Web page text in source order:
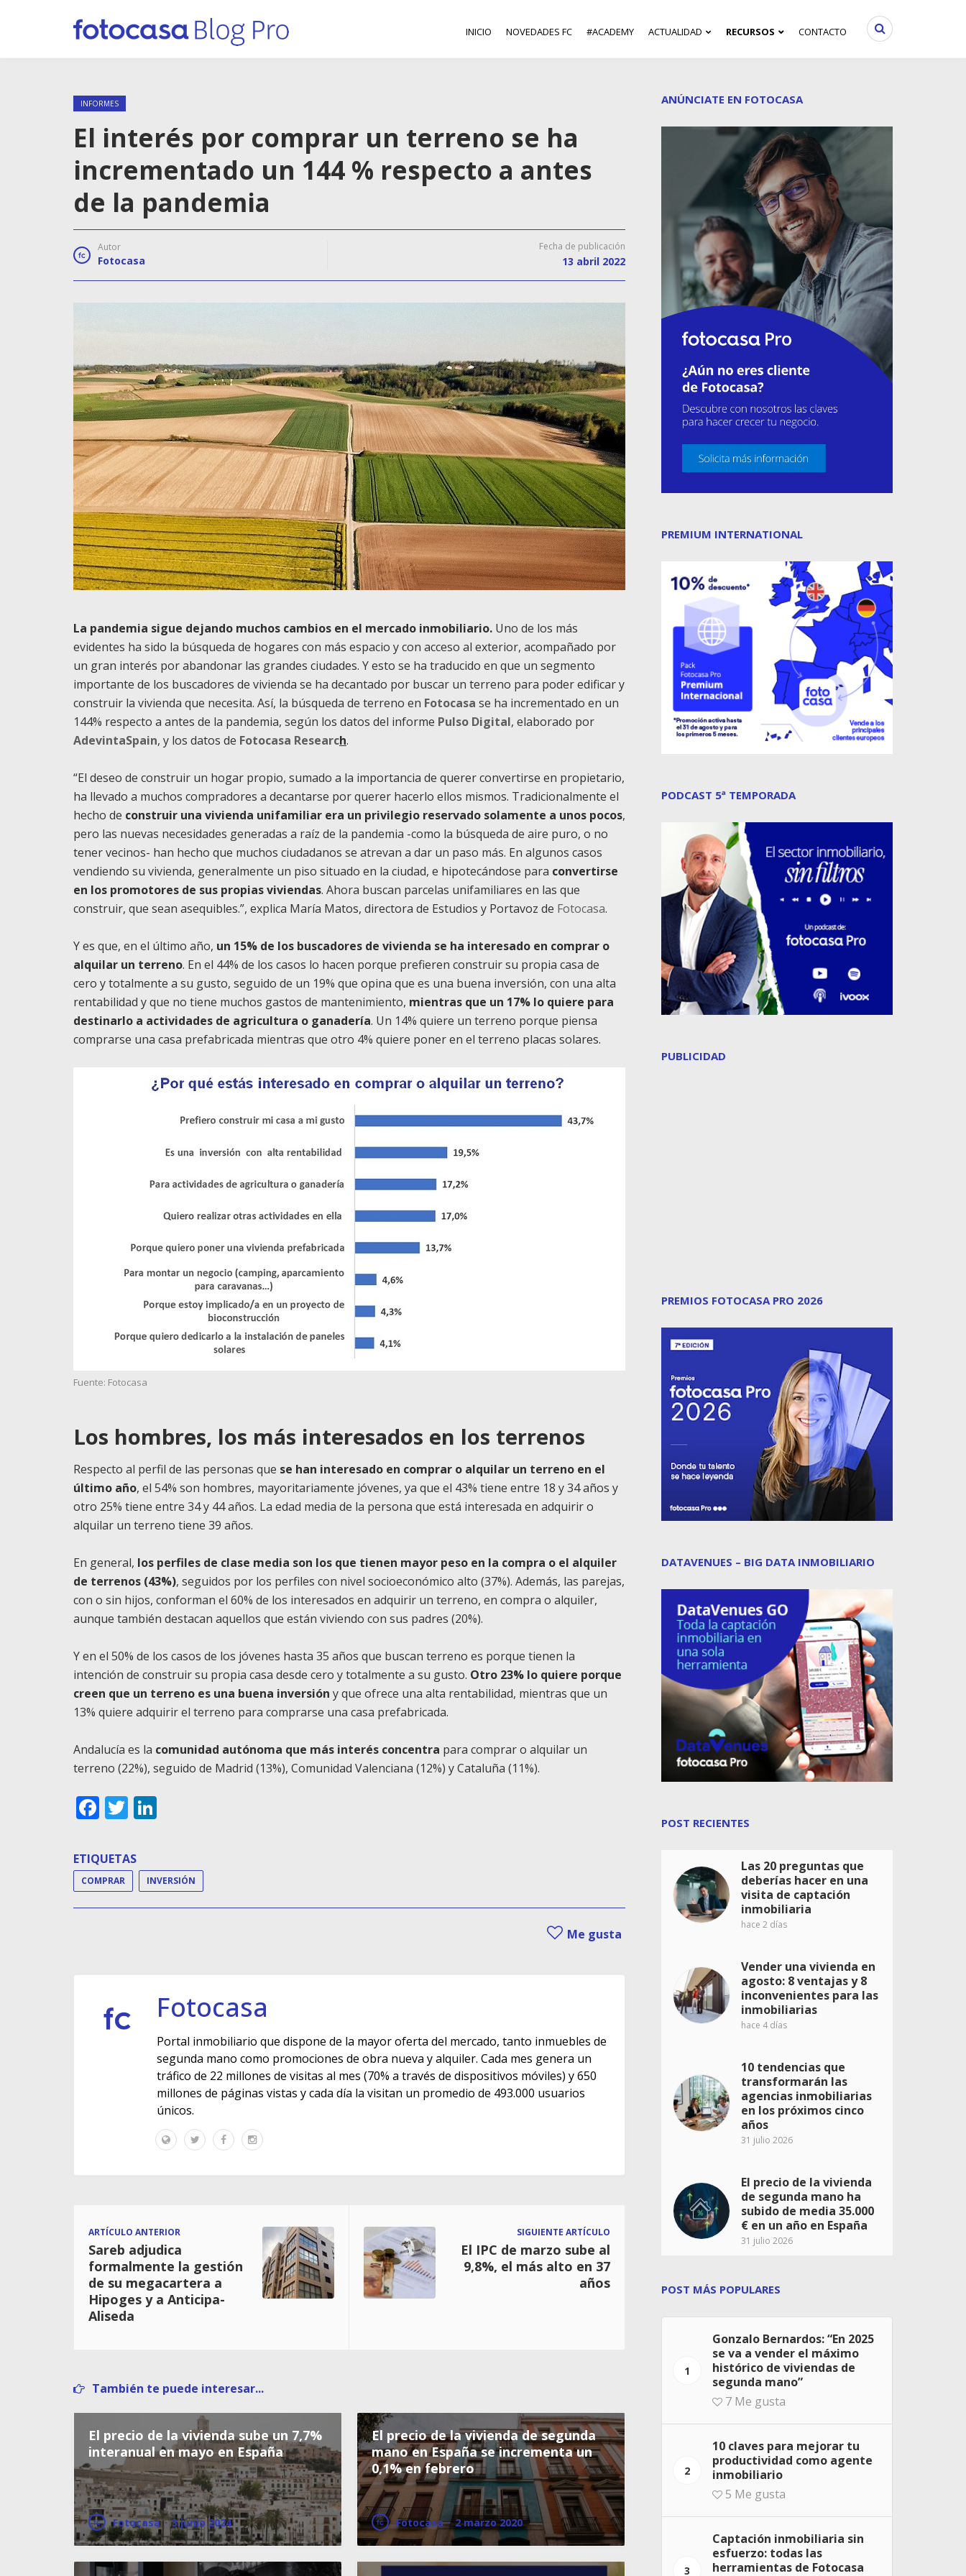
INICIO NOVEDADES FC #ACADEMY ACTUALIDAD RECURSOS CONTACTO
INFORMES
El interés por comprar un terreno se ha
incrementado un 144 % respecto a antes
de la pandemia
Autor
Fotocasa
Fecha de publicación
13 abril 2022
La pandemia sigue dejando muchos cambios en el mercado inmobiliario. Uno de los más
evidentes ha sido la búsqueda de hogares con más espacio y con acceso al exterior, acompañado por
un gran interés por abandonar las grandes ciudades. Y esto se ha traducido en que un segmento
importante de los buscadores de vivienda se ha decantado por buscar un terreno para poder edificar y
construir la vivienda que necesita. Así, la búsqueda de terreno en Fotocasa se ha incrementado en un
144% respecto a antes de la pandemia, según los datos del informe Pulso Digital, elaborado por
AdevintaSpain, y los datos de Fotocasa Research.
“El deseo de construir un hogar propio, sumado a la importancia de querer convertirse en propietario,
ha llevado a muchos compradores a decantarse por querer hacerlo ellos mismos. Tradicionalmente el
hecho de construir una vivienda unifamiliar era un privilegio reservado solamente a unos pocos,
pero las nuevas necesidades generadas a raíz de la pandemia -como la búsqueda de aire puro, o no
tener vecinos- han hecho que muchos ciudadanos se atrevan a dar un paso más. En algunos casos
vendiendo su vivienda, generalmente un piso situado en la ciudad, e hipotecándose para convertirse
en los promotores de sus propias viviendas. Ahora buscan parcelas unifamiliares en las que
construir, que sean asequibles.”, explica María Matos, directora de Estudios y Portavoz de Fotocasa.
Y es que, en el último año, un 15% de los buscadores de vivienda se ha interesado en comprar o
alquilar un terreno. En el 44% de los casos lo hacen porque prefieren construir su propia casa de
cero y totalmente a su gusto, seguido de un 19% que opina que es una buena inversión, con una alta
rentabilidad y que no tiene muchos gastos de mantenimiento, mientras que un 17% lo quiere para
destinarlo a actividades de agricultura o ganadería. Un 14% quiere un terreno porque piensa
comprarse una casa prefabricada mientras que otro 4% quiere poner en el terreno placas solares.
Fuente: Fotocasa
Los hombres, los más interesados en los terrenos
Respecto al perfil de las personas que se han interesado en comprar o alquilar un terreno en el
último año, el 54% son hombres, mayoritariamente jóvenes, ya que el 43% tiene entre 18 y 34 años y
otro 25% tiene entre 34 y 44 años. La edad media de la persona que está interesada en adquirir o
alquilar un terreno tiene 39 años.
En general, los perfiles de clase media son los que tienen mayor peso en la compra o el alquiler
de terrenos (43%), seguidos por los perfiles con nivel socioeconómico alto (37%). Además, las parejas,
con o sin hijos, conforman el 60% de los interesados en adquirir un terreno, en compra o alquiler,
aunque también destacan aquellos que están viviendo con sus padres (20%).
Y en el 50% de los casos de los jóvenes hasta 35 años que buscan terreno es porque tienen la
intención de construir su propia casa desde cero y totalmente a su gusto. Otro 23% lo quiere porque
creen que un terreno es una buena inversión y que ofrece una alta rentabilidad, mientras que un
13% quiere adquirir el terreno para comprarse una casa prefabricada.
Andalucía es la comunidad autónoma que más interés concentra para comprar o alquilar un
terreno (22%), seguido de Madrid (13%), Comunidad Valenciana (12%) y Cataluña (11%).
Facebook
Twitter
ETIQUETAS
COMPRAR INVERSIÓN
Me gusta
Fotocasa
Portal inmobiliario que dispone de la mayor oferta del mercado, tanto inmuebles de
segunda mano como promociones de obra nueva y alquiler. Cada mes genera un
tráfico de 22 millones de visitas al mes (70% a través de dispositivos móviles) y 650
millones de páginas vistas y cada día la visitan un promedio de 493.000 usuarios
únicos.
ARTÍCULO ANTERIOR
Sareb adjudica
formalmente la gestión
de su megacartera a
Hipoges y a Anticipa-
Aliseda
SIGUIENTE ARTÍCULO
El IPC de marzo sube al
9,8%, el más alto en 37
años
También te puede interesar...
El precio de la vivienda sube un 7,7%
interanual en mayo en España
Fotocasa · 3 junio 2024
El precio de la vivienda de segunda
mano en España se incrementa un
0,1% en febrero
Fotocasa · 2 marzo 2020
ANÚNCIATE EN FOTOCASA
PREMIUM INTERNATIONAL
PODCAST 5ª TEMPORADA
PUBLICIDAD
PREMIOS FOTOCASA PRO 2026
DATAVENUES – BIG DATA INMOBILIARIO
POST RECIENTES
Las 20 preguntas que
deberías hacer en una
visita de captación
inmobiliaria
hace 2 días
Vender una vivienda en
agosto: 8 ventajas y 8
inconvenientes para las
inmobiliarias
hace 4 días
10 tendencias que
transformarán las
agencias inmobiliarias
en los próximos cinco
años
31 julio 2026
El precio de la vivienda
de segunda mano ha
subido de media 35.000
€ en un año en España
31 julio 2026
POST MÁS POPULARES
1
Gonzalo Bernardos: “En 2025
se va a vender el máximo
histórico de viviendas de
segunda mano”
7 Me gusta
2
10 claves para mejorar tu
productividad como agente
inmobiliario
5 Me gusta
3
Captación inmobiliaria sin
esfuerzo: todas las
herramientas de Fotocasa